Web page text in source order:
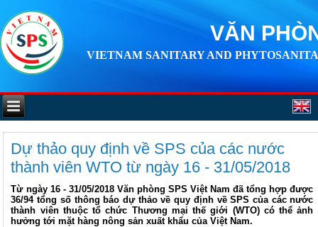
VĂN
VIETNAM SANITARY AND
Dự thảo quy định về SPS của các nước
thành viên WTO từ ngày 16 - 31/05/2018
Từ ngày 16 - 31/05/2018 Văn phòng SPS Việt Nam đã tổng hợp được
36/94 tổng số thông báo dự thảo về quy định về SPS của các nước
thành viên thuộc tổ chức Thương mại thế giới (WTO) có thể ảnh
hưởng tới mặt hàng nông sản xuất khẩu của Việt Nam.